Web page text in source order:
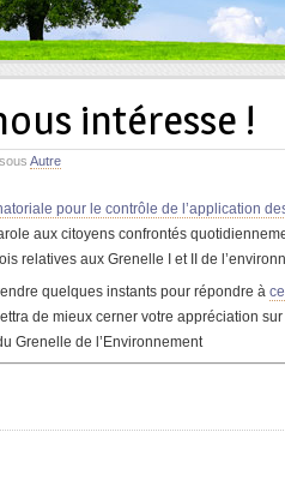
intéresse !
sous Autre
pour le contrôle de l’application
aux citoyens confrontés
relatives aux Grenelle I et II de
quelques instants pour répondre à ce
de mieux cerner votre appréciation
Grenelle de l’Environnement